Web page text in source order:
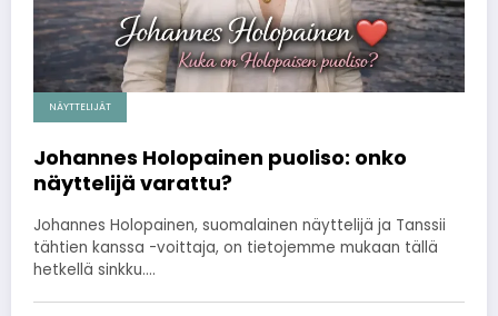
NÄYTTELIJÄT
Johannes Holopainen puoliso: onko
näyttelijä varattu?
Johannes Holopainen, suomalainen näyttelijä ja Tanssii
tähtien kanssa -voittaja, on tietojemme mukaan tällä
hetkellä sinkku.…